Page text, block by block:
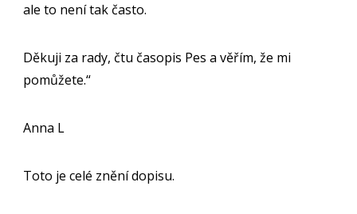
ale to není tak často.
Děkuji za rady, čtu časopis Pes a věřím, že mi
pomůžete.“
Anna L
Toto je celé znění dopisu.